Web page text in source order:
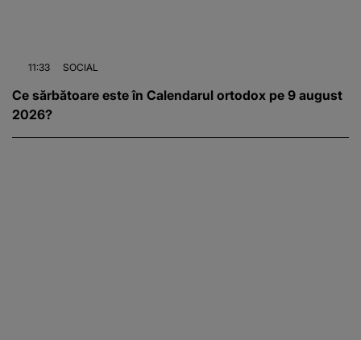
11:33 SOCIAL
Ce sărbătoare este în Calendarul ortodox pe 9 august
2026?